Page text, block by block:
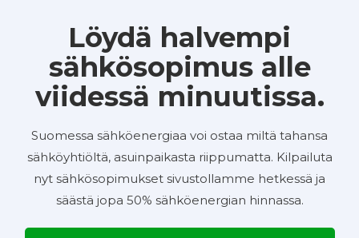
Löydä halvempi
sähkösopimus alle
viidessä minuutissa.
Suomessa sähköenergiaa voi ostaa miltä tahansa
sähköyhtiöltä, asuinpaikasta riippumatta. Kilpailuta
nyt sähkösopimukset sivustollamme hetkessä ja
säästä jopa 50% sähköenergian hinnassa.